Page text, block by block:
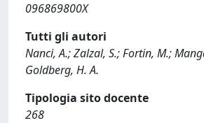
096869800X
Tutti gli autori
Nanci, A.; Zalzal, S.; Fortin, M.;
Goldberg, H. A.
Tipologia sito docente
268